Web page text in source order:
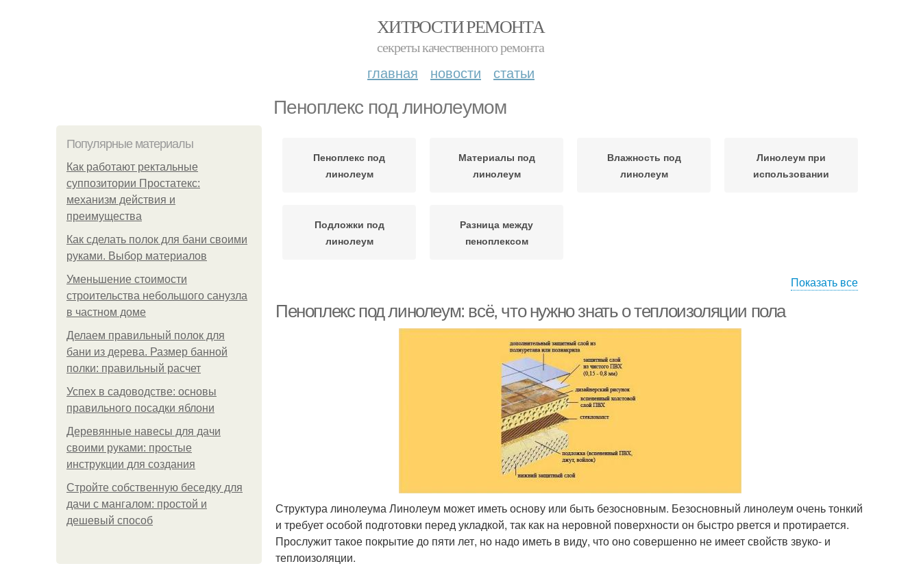
ХИТРОСТИ РЕМОНТА
секреты качественного ремонта
главная новости статьи
Пеноплекс под линолеумом
Популярные материалы
Как работают ректальные
суппозитории Простатекс:
механизм действия и
преимущества
Как сделать полок для бани своими
руками. Выбор материалов
Уменьшение стоимости
строительства небольшого санузла
в частном доме
Делаем правильный полок для
бани из дерева. Размер банной
полки: правильный расчет
Успех в садоводстве: основы
правильного посадки яблони
Деревянные навесы для дачи
своими руками: простые
инструкции для создания
Стройте собственную беседку для
дачи с мангалом: простой и
дешевый способ
Пеноплекс под
линолеум
Материалы под
линолеум
Влажность под
линолеум
Линолеум при
использовании
Подложки под
линолеум
Разница между
пеноплексом
Показать все
Пеноплекс под линолеум: всё, что нужно знать о теплоизоляции пола
Структура линолеума Линолеум может иметь основу или быть безосновным. Безосновный линолеум очень тонкий
и требует особой подготовки перед укладкой, так как на неровной поверхности он быстро рвется и протирается.
Прослужит такое покрытие до пяти лет, но надо иметь в виду, что оно совершенно не имеет свойств звуко- и
теплоизоляции.